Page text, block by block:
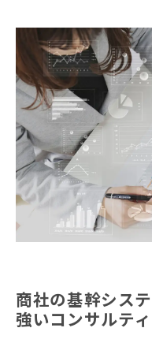
商社の基幹シス
強いコンサルテ